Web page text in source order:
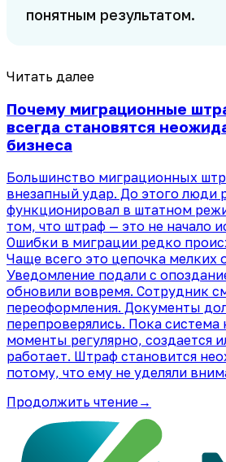
понятным результатом.
Читать далее
Почему миграционные
всегда становятся
бизнеса
Большинство миграционных
внезапный удар. До этого люди
функционировал в штатном
том, что штраф — это не начало
Ошибки в миграции редко
Чаще всего это цепочка мелких
Уведомление подали с
обновили вовремя. Сотрудник
переоформления. Документы
перепроверялись. Пока система
моменты регулярно, создается
работает. Штраф становится
потому, что ему не уделяли
Продолжить чтение→